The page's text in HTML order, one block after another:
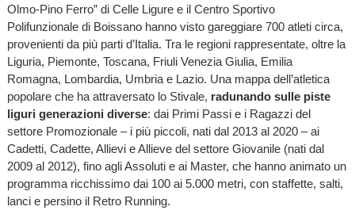
Olmo-Pino Ferro” di Celle Ligure e il Centro Sportivo
Polifunzionale di Boissano hanno visto gareggiare 700 atleti circa,
provenienti da più parti d’Italia. Tra le regioni rappresentate, oltre la
Liguria, Piemonte, Toscana, Friuli Venezia Giulia, Emilia
Romagna, Lombardia, Umbria e Lazio. Una mappa dell’atletica
popolare che ha attraversato lo Stivale, radunando sulle piste
liguri generazioni diverse: dai Primi Passi e i Ragazzi del
settore Promozionale – i più piccoli, nati dal 2013 al 2020 – ai
Cadetti, Cadette, Allievi e Allieve del settore Giovanile (nati dal
2009 al 2012), fino agli Assoluti e ai Master, che hanno animato un
programma ricchissimo dai 100 ai 5.000 metri, con staffette, salti,
lanci e persino il Retro Running.